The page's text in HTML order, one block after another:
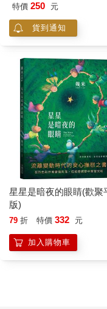
特價 250 元
貨到通知
星星是暗夜的眼睛(歡聚
版)
79 折 特價 332 元
加入購物車